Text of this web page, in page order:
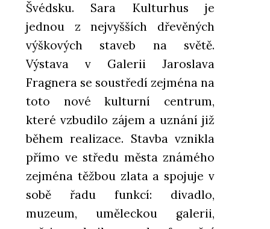
Švédsku. Sara Kulturhus je
jednou z nejvyšších dřevěných
výškových staveb na světě.
Výstava v Galerii Jaroslava
Fragnera se soustředí zejména na
toto nové kulturní centrum,
které vzbudilo zájem a uznání již
během realizace. Stavba vznikla
přímo ve středu města známého
zejména těžbou zlata a spojuje v
sobě řadu funkcí: divadlo,
muzeum, uměleckou galerii,